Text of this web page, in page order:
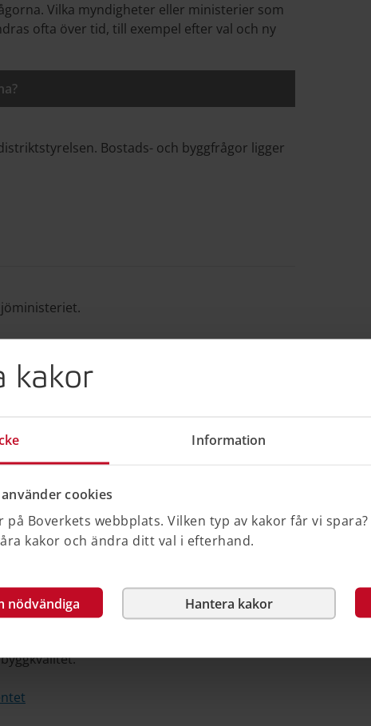
kakor
Information
cookies
på Boverkets webbplats. Vilken typ av kakor får vi
kakor och ändra ditt val i efterhand.
nödvändiga Hantera kakor
Vilka myndigheter eller ministerier som
ofta över tid, till exempel efter val och ny
Bostads- och byggfrågor ligger
(Planstyrelsen) medan bygg- och
Construction Authority (HMS).
inom Kommunal- og distriktsdepartementet.
för bygg- och bostadsfrågor med
bostadsfrågor finns under Husbanken och